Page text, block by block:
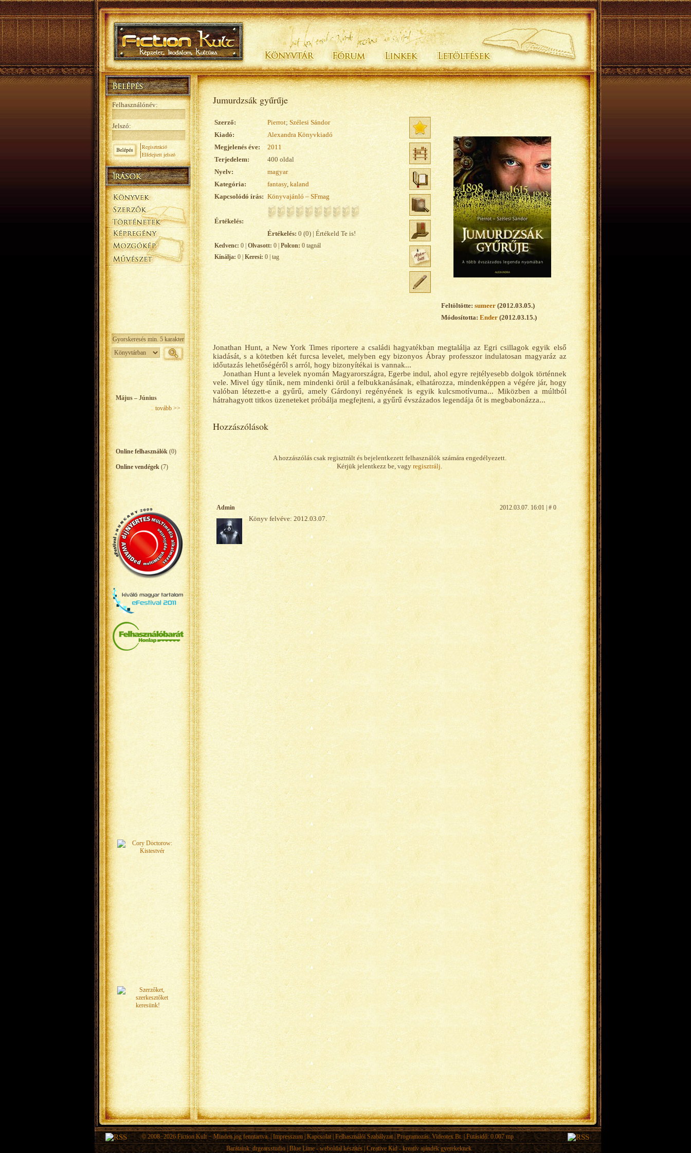
Felhasználónév:
Jelszó:
Regisztráció
Elfelejtett jelszó
Május – Június
tovább >>
Online felhasználók (0)
Online vendégek(7)
Jumurdzsák gyűrűje
Feltöltötte: sumeer(2012.03.05.)
Módosította: Ender(2012.03.15.)
Szerző: Pierrot; Szélesi Sándor
Kiadó:
Alexandra Könyvkiadó
Megjelenés éve:
2011
Terjedelem:
400 oldal
Nyelv:
magyar
Kategória:
fantasy, kaland
Kapcsolódó írás: Könyvajánló – SFmag
Értékelés:
Értékelés:0 (0) | Értékeld Te is!
Kedvenc: 0 | Olvasott: 0 | Polcon: 0 tagnál
Kínálja: 0 | Keresi: 0 | tag
Jonathan Hunt, a New York Times riportere a családi hagyatékban megtalálja az Egri csillagok egyik első
kiadását, s a kötetben két furcsa levelet, melyben egy bizonyos Ábray professzor indulatosan magyaráz az
időutazás lehetőségéről s arról, hogy bizonyítékai is vannak...
Jonathan Hunt a levelek nyomán Magyarországra, Egerbe indul, ahol egyre rejtélyesebb dolgok történnek
vele. Mivel úgy tűnik, nem mindenki örül a felbukkanásának, elhatározza, mindenképpen a végére jár, hogy
valóban létezett-e a gyűrű, amely Gárdonyi regényének is egyik kulcsmotívuma... Miközben a múltból
hátrahagyott titkos üzeneteket próbálja megfejteni, a gyűrű évszázados legendája őt is megbabonázza...
Hozzászólások
A hozzászólás csak regisztrált és bejelentkezett felhasználók számára engedélyezett.
Kérjük jelentkezz be, vagy regisztrálj.
Admin 2012.03.07. 16:01 | # 0
Könyv felvéve: 2012.03.07.
© 2008−2026 Fiction Kult− Minden jog fenntartva. | Impresszum| Kapcsolat| Felhasználói Szabályzat| Programozás:Videotex Bt. | Futásidő: 0.007 mp
Barátaink:drgearsstudio| Blue Lime - weboldal készítés|Creative Kid - kreatív ajándék gyerekeknek